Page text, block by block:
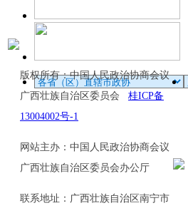
版权所有：中国人民政治协商会议
广西壮族自治区委员会 桂ICP备
13004002号-1
网站主办：中国人民政治协商会议
广西壮族自治区委员会办公厅
联系地址：广西壮族自治区南宁市